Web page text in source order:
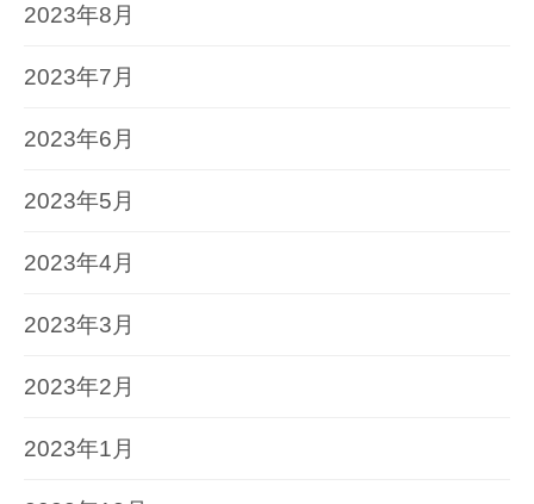
2023年8月
2023年7月
2023年6月
2023年5月
2023年4月
2023年3月
2023年2月
2023年1月